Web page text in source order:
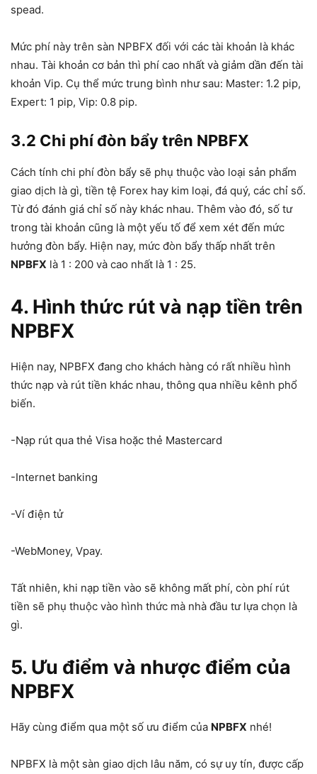
spead.
Mức phí này trên sàn NPBFX đối với các tài khoản là khác
nhau. Tài khoản cơ bản thì phí cao nhất và giảm dần đến tài
khoản Vip. Cụ thể mức trung bình như sau: Master: 1.2 pip,
Expert: 1 pip, Vip: 0.8 pip.
3.2 Chi phí đòn bẩy trên NPBFX
Cách tính chi phí đòn bẩy sẽ phụ thuộc vào loại sản phẩm
giao dịch là gì, tiền tệ Forex hay kim loại, đá quý, các chỉ số.
Từ đó đánh giá chỉ số này khác nhau. Thêm vào đó, số tư
trong tài khoản cũng là một yếu tố để xem xét đến mức
hưởng đòn bẩy. Hiện nay, mức đòn bẩy thấp nhất trên
NPBFX là 1 : 200 và cao nhất là 1 : 25.
4. Hình thức rút và nạp tiền trên
NPBFX
Hiện nay, NPBFX đang cho khách hàng có rất nhiều hình
thức nạp và rút tiền khác nhau, thông qua nhiều kênh phổ
biến.
-Nạp rút qua thẻ Visa hoặc thẻ Mastercard
-Internet banking
-Ví điện tử
-WebMoney, Vpay.
Tất nhiên, khi nạp tiền vào sẽ không mất phí, còn phí rút
tiền sẽ phụ thuộc vào hình thức mà nhà đầu tư lựa chọn là
gì.
5. Ưu điểm và nhược điểm của
NPBFX
Hãy cùng điểm qua một số ưu điểm của NPBFX nhé!
NPBFX là một sàn giao dịch lâu năm, có sự uy tín, được cấp